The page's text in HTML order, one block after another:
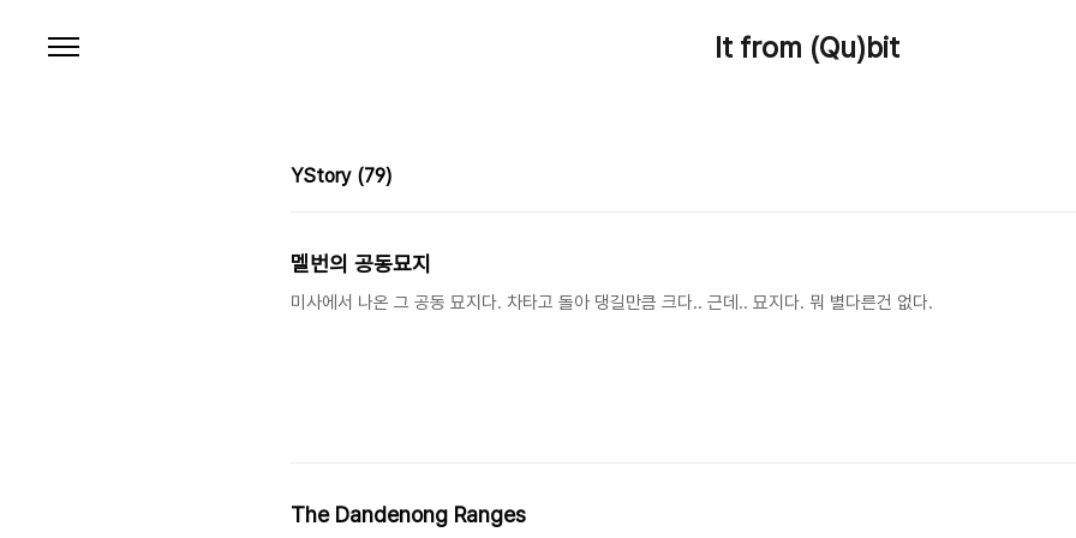
It from (Qu)bit
YStory (79)
멜번의 공동묘지
미사에서 나온 그 공동 묘지다. 차타고 돌아 댕길만큼 크다.. 근데.. 묘지다. 뭐 별다른건 없다.
The Dandenong Ranges